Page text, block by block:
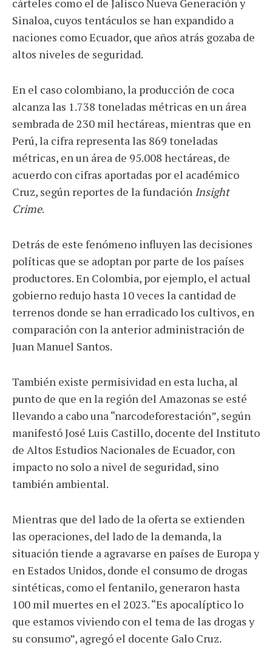
Sinaloa, cuyos tentáculos se han expandido a
naciones como Ecuador, que años atrás gozaba de
altos niveles de seguridad.
En el caso colombiano, la producción de coca
alcanza las 1.738 toneladas métricas en un área
sembrada de 230 mil hectáreas, mientras que en
Perú, la cifra representa las 869 toneladas
métricas, en un área de 95.008 hectáreas, de
acuerdo con cifras aportadas por el académico
Cruz, según reportes de la fundación Insight
Crime.
Detrás de este fenómeno influyen las decisiones
políticas que se adoptan por parte de los países
productores. En Colombia, por ejemplo, el actual
gobierno redujo hasta 10 veces la cantidad de
terrenos donde se han erradicado los cultivos, en
comparación con la anterior administración de
Juan Manuel Santos.
También existe permisividad en esta lucha, al
punto de que en la región del Amazonas se esté
llevando a cabo una “narcodeforestación”, según
manifestó José Luis Castillo, docente del Instituto
de Altos Estudios Nacionales de Ecuador, con
impacto no solo a nivel de seguridad, sino
también ambiental.
Mientras que del lado de la oferta se extienden
las operaciones, del lado de la demanda, la
situación tiende a agravarse en países de Europa y
en Estados Unidos, donde el consumo de drogas
sintéticas, como el fentanilo, generaron hasta
100 mil muertes en el 2023. “Es apocalíptico lo
que estamos viviendo con el tema de las drogas y
su consumo”, agregó el docente Galo Cruz.